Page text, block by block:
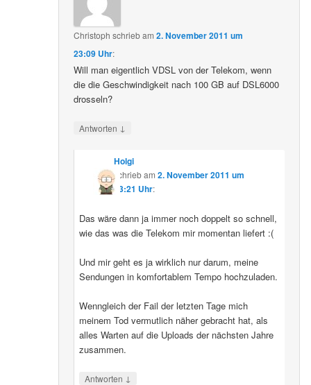
Christoph schriebam2. November 2011 um
23:09 Uhr:
Will man eigentlich VDSL von der Telekom, wenn
die die Geschwindigkeit nach 100 GB auf DSL6000
drosseln?
Antworten ↓
Holgi
schriebam 2. November 2011 um
23:21 Uhr:
Das wäre dann ja immer noch doppelt so schnell,
wie das was die Telekom mir momentan liefert :(
Und mir geht es ja wirklich nur darum, meine
Sendungen in komfortablem Tempo hochzuladen.
Wenngleich der Fail der letzten Tage mich
meinem Tod vermutlich näher gebracht hat, als
alles Warten auf die Uploads der nächsten Jahre
zusammen.
Antworten ↓